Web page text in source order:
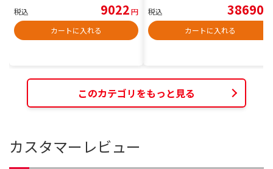
税込 9022円
カートに入れる
税込 38690
カートに入れる
このカテゴリをもっと見る
カスタマーレビュー